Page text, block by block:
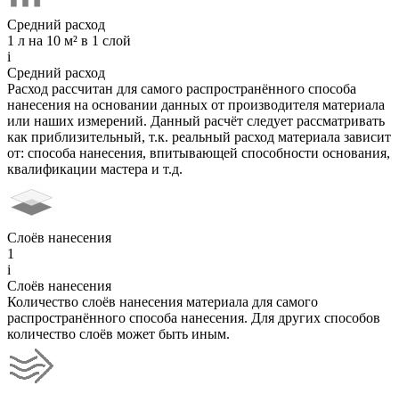
Средний расход
1 л на 10 м² в 1 слой
i
Средний расход
Расход рассчитан для самого распространённого способа
нанесения на основании данных от производителя материала
или наших измерений. Данный расчёт следует рассматривать
как приблизительный, т.к. реальный расход материала зависит
от: способа нанесения, впитывающей способности основания,
квалификации мастера и т.д.
Слоёв нанесения
1
i
Слоёв нанесения
Количество слоёв нанесения материала для самого
распространённого способа нанесения. Для других способов
количество слоёв может быть иным.